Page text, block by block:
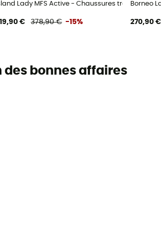
Lady MFS Active - Chaussures trekking
€ 378,90 € -15%
Borneo
270,90 €
des bonnes affaires